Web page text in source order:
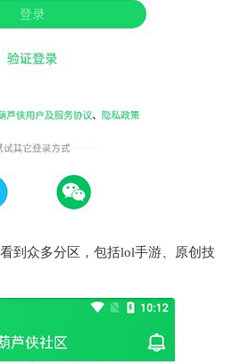
到众多分区，包括lol手游、原创技